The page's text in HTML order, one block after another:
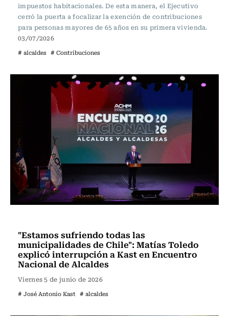
impuestos habitacionales. De esta manera, el Ejecutivo
cerró la puerta a focalizar la exención de contribuciones
para personas mayores de 65 años en su primera vivienda.
03/07/2026
# alcaldes # Contribuciones
"Estamos sufriendo todas las
municipalidades de Chile": Matías Toledo
explicó interrupción a Kast en Encuentro
Nacional de Alcaldes
Viernes 5 de junio de 2026
# José Antonio Kast # alcaldes